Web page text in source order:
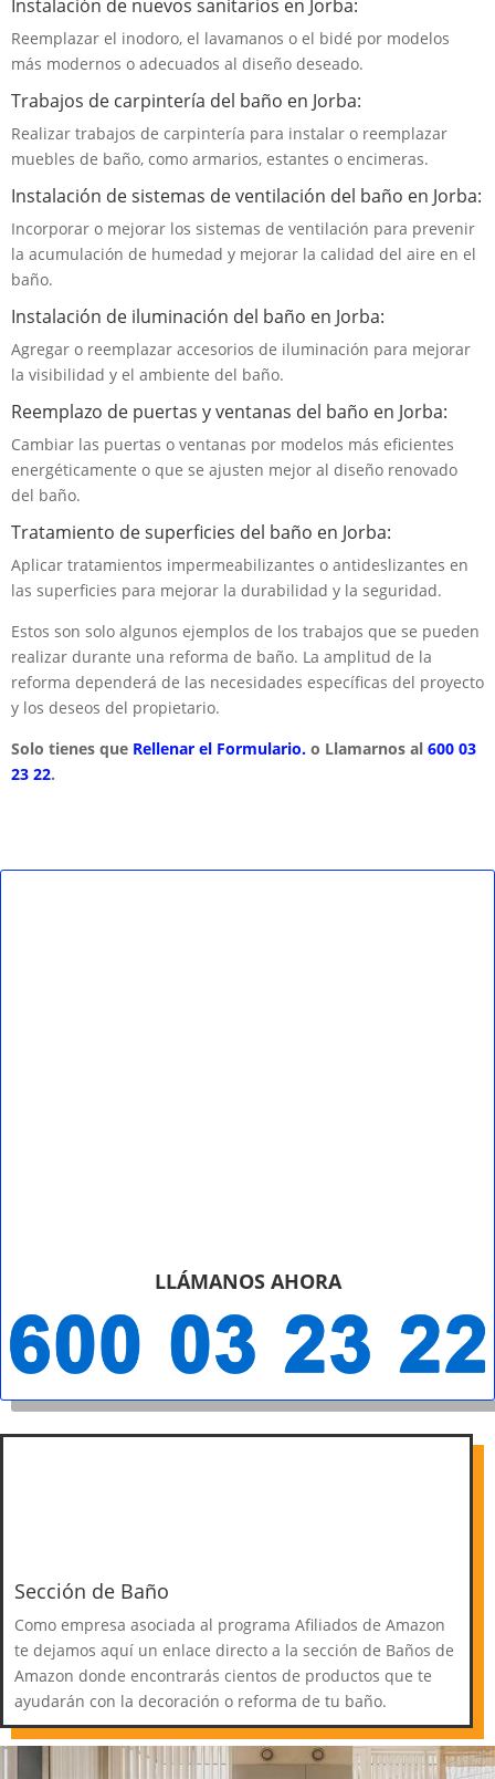
Instalación de nuevos sanitarios en Jorba:
Reemplazar el inodoro, el lavamanos o el bidé por modelos
más modernos o adecuados al diseño deseado.
Trabajos de carpintería del baño en Jorba:
Realizar trabajos de carpintería para instalar o reemplazar
muebles de baño, como armarios, estantes o encimeras.
Instalación de sistemas de ventilación del baño en Jorba:
Incorporar o mejorar los sistemas de ventilación para prevenir
la acumulación de humedad y mejorar la calidad del aire en el
baño.
Instalación de iluminación del baño en Jorba:
Agregar o reemplazar accesorios de iluminación para mejorar
la visibilidad y el ambiente del baño.
Reemplazo de puertas y ventanas del baño en Jorba:
Cambiar las puertas o ventanas por modelos más eficientes
energéticamente o que se ajusten mejor al diseño renovado
del baño.
Tratamiento de superficies del baño en Jorba:
Aplicar tratamientos impermeabilizantes o antideslizantes en
las superficies para mejorar la durabilidad y la seguridad.
Estos son solo algunos ejemplos de los trabajos que se pueden
realizar durante una reforma de baño. La amplitud de la
reforma dependerá de las necesidades específicas del proyecto
y los deseos del propietario.
Solo tienes que Rellenar el Formulario. o Llamarnos al 600 03
23 22.
LLÁMANOS AHORA
Sección de Baño
Como empresa asociada al programa Afiliados de Amazon
te dejamos aquí un enlace directo a la sección de Baños de
Amazon donde encontrarás cientos de productos que te
ayudarán con la decoración o reforma de tu baño.